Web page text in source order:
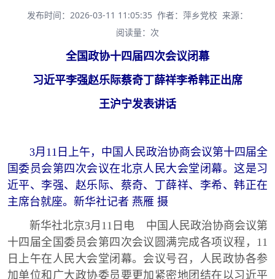
发布时间：2026-03-11 11:05:35 作者：萍乡党校 来源：
阅读量： 次
全国政协十四届四次会议闭幕
习近平李强赵乐际蔡奇丁薛祥李希韩正出席
王沪宁发表讲话
3月11日上午，中国人民政治协商会议第十四届全
国委员会第四次会议在北京人民大会堂闭幕。这是习
近平、李强、赵乐际、蔡奇、丁薛祥、李希、韩正在
主席台就座。新华社记者 燕雁 摄
新华社北京3月11日电 中国人民政治协商会议第
十四届全国委员会第四次会议圆满完成各项议程，11
日上午在人民大会堂闭幕。会议号召，人民政协各参
加单位和广大政协委员要更加紧密地团结在以习近平